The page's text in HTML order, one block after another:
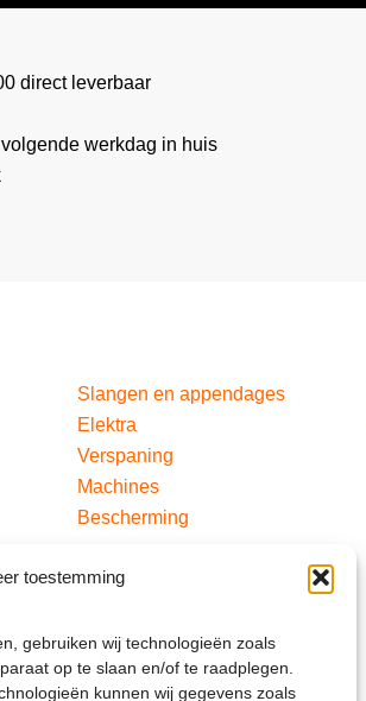
toestemming
gebruiken wij technologieën zoals
op te slaan en/of te raadplegen.
kunnen wij gegevens zoals
direct leverbaar
werkdag in huis
Slangen en appendages
Elektra
Verspaning
Machines
Bescherming